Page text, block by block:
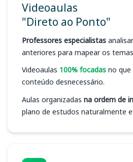
Videoaulas
"Direto ao Ponto"
Professores especialistas
anteriores para mapear os
Videoaulas 100% focadas no que
conteúdo desnecessário.
Aulas organizadas na ordem de
plano de estudos naturalmente